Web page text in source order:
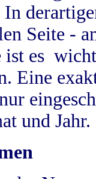
Seite -
es
Eine
und Jahr.